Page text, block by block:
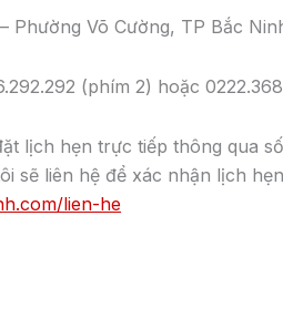
Phường Võ Cường, TP Bắc
(phím 2) hoặc
lịch hẹn trực tiếp thông qua
sẽ liên hệ để xác nhận lịch
lien-he